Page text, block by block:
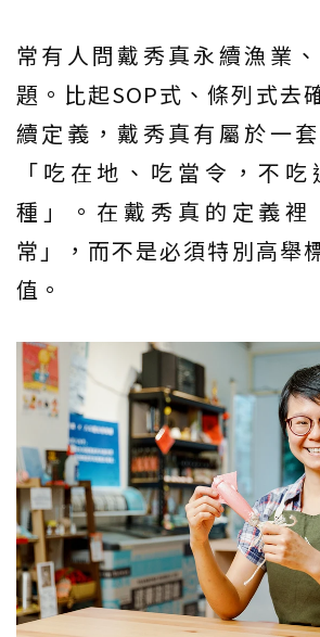
常有人問戴秀真永續漁業
題。比起SOP式、條列式去
續定義，戴秀真有屬於一
「吃在地、吃當令，不
種」。在戴秀真的定義裡
常」，而不是必須特別高舉
值。